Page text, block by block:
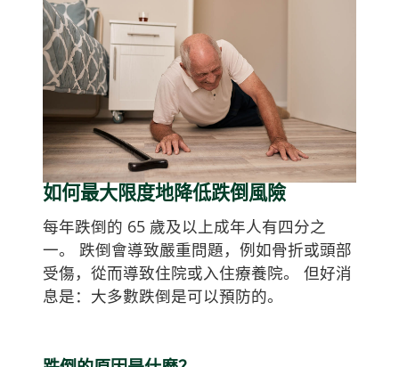
如何最大限度地降低跌倒風險
每年跌倒的 65 歲及以上成年人有四分之
一。 跌倒會導致嚴重問題，例如骨折或頭部
受傷，從而導致住院或入住療養院。 但好消
息是：大多數跌倒是可以預防的。